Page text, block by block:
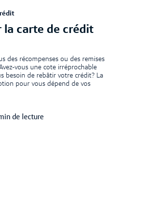
la carte de crédit
des récompenses ou des remises
vous une cote irréprochable
besoin de rebâtir votre crédit? La
pour vous dépend de vos
de lecture